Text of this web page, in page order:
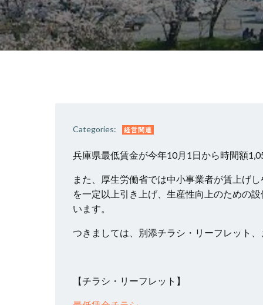
Categories: 経営関連
兵庫県最低賃金が今年10月1日から時間額
また、厚生労働省では中小事業者が賃上げ
を一定以上引き上げ、生産性向上のための
います。
つきましては、別添チラシ・リーフレット
【チラシ・リーフレット】